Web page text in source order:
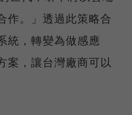
作。」透過此策略合
統，轉變為做感應
案，讓台灣廠商可以